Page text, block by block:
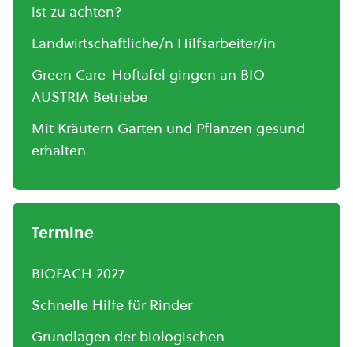
ist zu achten?
Landwirtschaftliche/n Hilfsarbeiter/in
Green Care-Hoftafel gingen an BIO
AUSTRIA Betriebe
Mit Kräutern Garten und Pflanzen gesund
erhalten
Termine
BIOFACH 2027
Schnelle Hilfe für Rinder
Grundlagen der biologischen